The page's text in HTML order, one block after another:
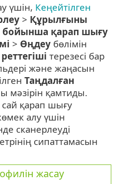
үшін, Кеңейтілген
> Құрылғыны
бойынша қарап шығу
> Өңдеу бөлімін
терезесі бар
және жаңасын
Таңдалған
мәзірін қамтиды.
сай қарап шығу
алу үшін
сканерлеуді
сипаттамасын
жасау